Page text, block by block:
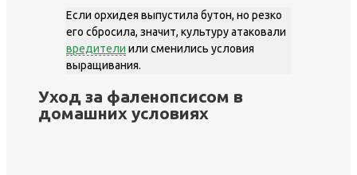
Если орхидея выпустила бутон, но резко
его сбросила, значит, культуру атаковали
вредители или сменились условия
выращивания.
Уход за фаленопсисом в
домашних условиях